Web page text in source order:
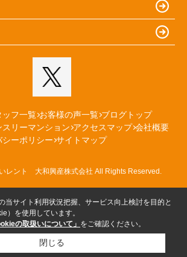
ッフ一覧 お客様の声一覧 ブログトップ
スリーマンション アクセスマップ 会社概要
シーポリシー サイトマップ
レント 大和興産株式会社 All Rights Reserved.
当サイト利用状況把握、サービス向上検討を目的と
）を使用しています。
の取扱いについて」 をご確認ください。
閉じる